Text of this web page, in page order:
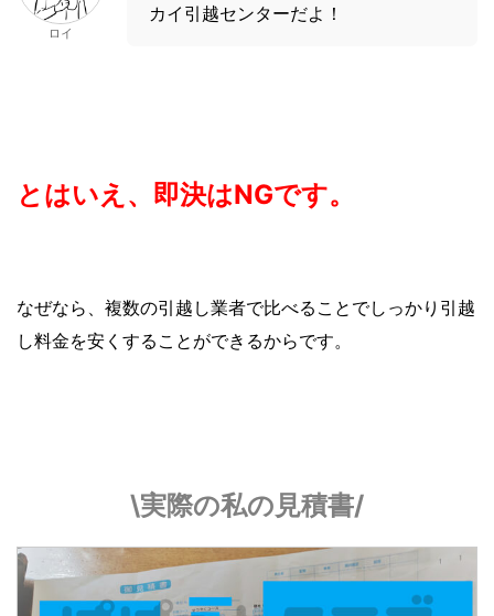
ロイ
カイ引越センターだよ！
とはいえ、即決はNGです。
なぜなら、複数の引越し業者で比べることでしっかり引越
し料金を安くすることができるからです。
\実際の私の見積書/